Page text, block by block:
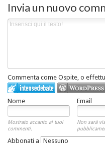
Invia un nuovo
Commenta come Ospite, o
Nome Email
Mostrato accanto ai tuoi
commenti.
Non sarà
Abbonati a